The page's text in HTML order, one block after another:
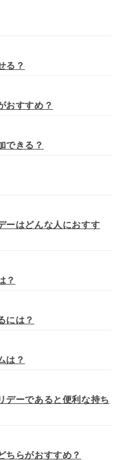
る？
おすすめ？
できる？
ーはどんな人におすす
？
には？
は？
デーであると便利な持ち
ちらがおすすめ？